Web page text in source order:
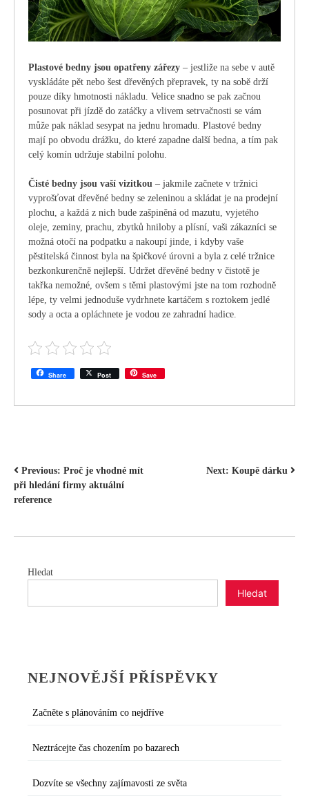
Plastové bedny jsou opatřeny zářezy – jestliže na sebe v autě
vyskládáte pět nebo šest dřevěných přepravek, ty na sobě drží
pouze díky hmotnosti nákladu. Velice snadno se pak začnou
posunovat při jízdě do zatáčky a vlivem setrvačnosti se vám
může pak náklad sesypat na jednu hromadu. Plastové bedny
mají po obvodu drážku, do které zapadne další bedna, a tím pak
celý komín udržuje stabilní polohu.
Čisté bedny jsou vaší vizitkou – jakmile začnete v tržnici
vyprošťovat dřevěné bedny se zeleninou a skládat je na prodejní
plochu, a každá z nich bude zašpiněná od mazutu, vyjetého
oleje, zeminy, prachu, zbytků hniloby a plísní, vaši zákazníci se
možná otočí na podpatku a nakoupí jinde, i kdyby vaše
pěstitelská činnost byla na špičkové úrovni a byla z celé tržnice
bezkonkurenčně nejlepší. Udržet dřevěné bedny v čistotě je
takřka nemožné, ovšem s těmi plastovými jste na tom rozhodně
lépe, ty velmi jednoduše vydrhnete kartáčem s roztokem jedlé
sody a octa a opláchnete je vodou ze zahradní hadice.
Share Post Save
NAVIGACE
PRO
Previous: Proč je vhodné mít
při hledání firmy aktuální
reference
Next: Koupě dárku
Hledat
Hledat
NEJNOVĚJŠÍ PŘÍSPĚVKY
Začněte s plánováním co nejdříve
Neztrácejte čas chozením po bazarech
Dozvíte se všechny zajímavosti ze světa